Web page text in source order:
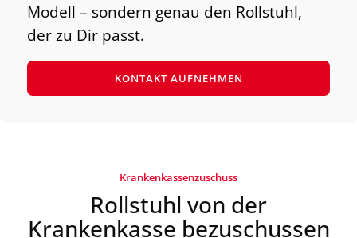
Modell – sondern genau den Rollstuhl,
der zu Dir passt.
KONTAKT AUFNEHMEN
Krankenkassenzuschuss
Rollstuhl von der
Krankenkasse bezuschussen